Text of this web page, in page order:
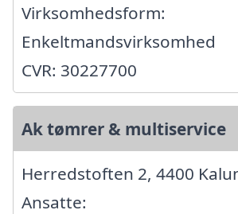
Virksomhedsform:
Enkeltmandsvirksomhed
CVR: 30227700
Ak tømrer & multiservice
Herredstoften 2, 4400
Ansatte: